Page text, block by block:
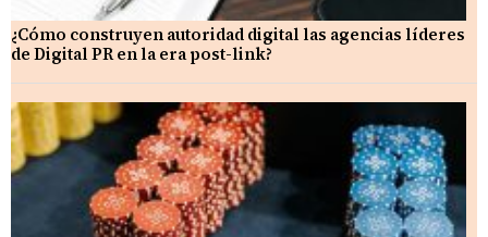
¿Cómo construyen autoridad digital las agencias líderes
de Digital PR en la era post-link?